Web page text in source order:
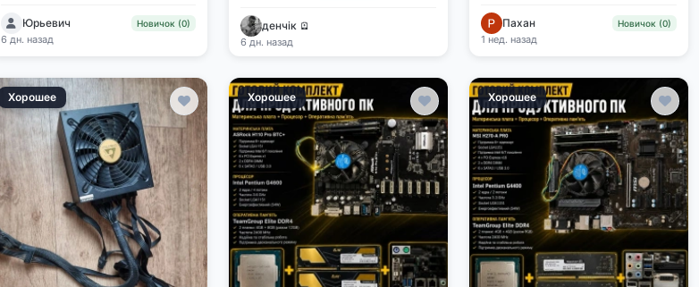
Юрьевич Новичок (0)
6 дн. назад
денчік 🪫
6 дн. назад
Пахан Новичок (0)
1 нед. назад
Хорошее Хорошее Хорошее